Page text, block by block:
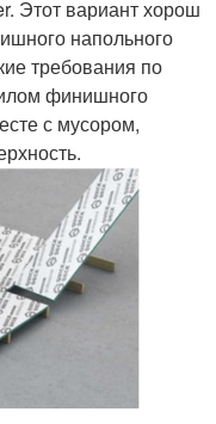
Этот вариант хорош
напольного
требования по
финишного
с мусором,